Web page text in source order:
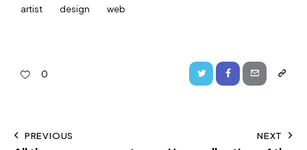
artist design web
0
PREVIOUS NEXT